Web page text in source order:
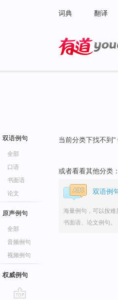
词典 翻译
双语例句
全部
口语
书面语
论文
原声例句
全部
音频例句
视频例句
权威例句
当前分类下找不到"
或者看看其他分类：
双语例
海量例句，可以按难
书面语、论文例句。